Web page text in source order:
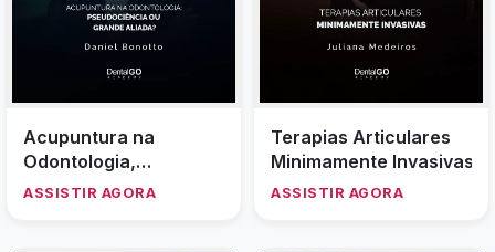
Acupuntura na
Odontologia,
pseudociência ou
ASSISTIR AGORA
Terapias Articulares
Minimamente Invasivas
ASSISTIR AGORA